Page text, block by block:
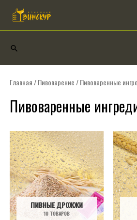
Перейти
содержимому
Поиск
Главная/Пивоварение/ Пивоваренные
Пивоваренные
ПИВНЫЕ ДРОЖЖИ
10 ТОВАРОВ
Искать: